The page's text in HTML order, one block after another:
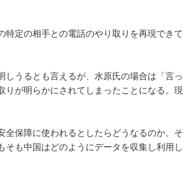
定の相手との電話のやり取りを再現できて
うるとも言えるが、水原氏の場合は「言っ
が明らかにされてしまったことになる。現
全保障に使われるとしたらどうなるのか。そ
も中国はどのようにデータを収集し利用し